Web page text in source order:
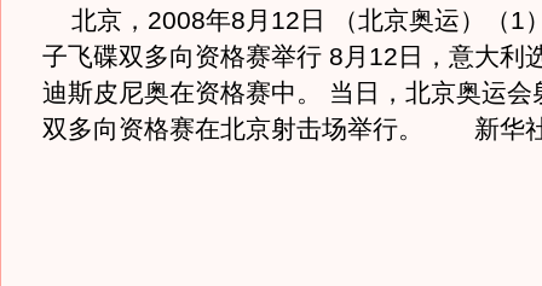
北京，2008年8月12日 （北京奥运）（
子飞碟双多向资格赛举行 8月12日，意大利
迪斯皮尼奥在资格赛中。 当日，北京奥运会
双多向资格赛在北京射击场举行。 新华